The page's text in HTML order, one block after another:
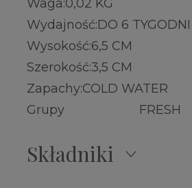
Waga:0,02 KG
Wydajność:DO 6 TYGODNI
Wysokość:6,5 CM
Szerokość:3,5 CM
Zapachy:COLD WATER
Grupy
FRESH
Składniki